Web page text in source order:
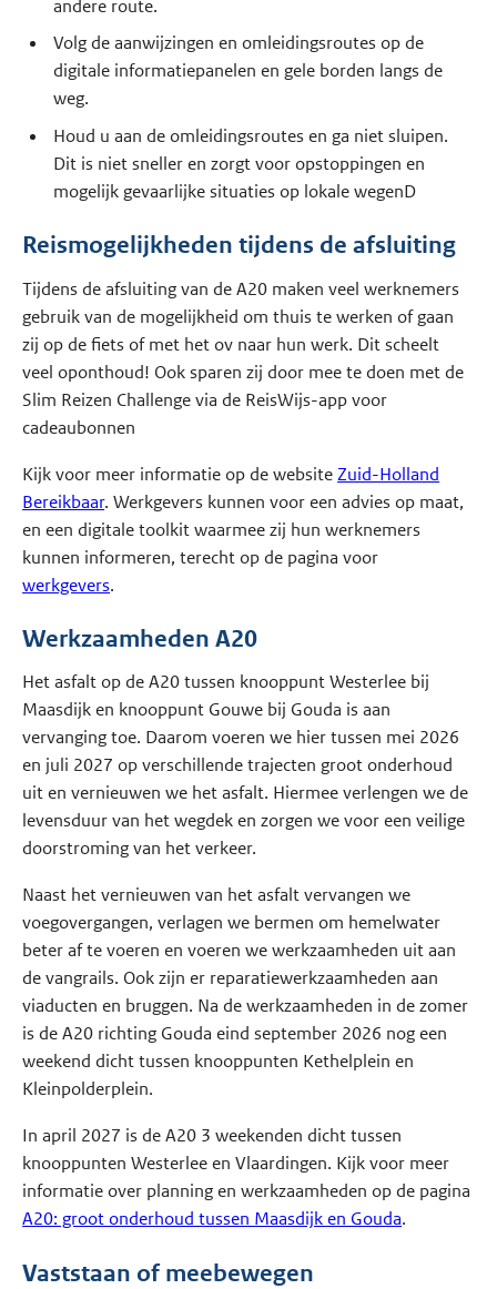
andere route.
Volg de aanwijzingen en omleidingsroutes op de
digitale informatiepanelen en gele borden langs de
weg.
Houd u aan de omleidingsroutes en ga niet sluipen.
Dit is niet sneller en zorgt voor opstoppingen en
mogelijk gevaarlijke situaties op lokale wegenD
Reismogelijkheden tijdens de afsluiting
Tijdens de afsluiting van de A20 maken veel werknemers
gebruik van de mogelijkheid om thuis te werken of gaan
zij op de fiets of met het ov naar hun werk. Dit scheelt
veel oponthoud! Ook sparen zij door mee te doen met de
Slim Reizen Challenge via de ReisWijs-app voor
cadeaubonnen
Kijk voor meer informatie op de websiteZuid-Holland
Bereikbaar. Werkgevers kunnen voor een advies op maat,
en een digitale toolkit waarmee zij hun werknemers
kunnen informeren, terecht op de pagina voor
werkgevers.
Werkzaamheden A20
Het asfalt op de A20 tussen knooppunt Westerlee bij
Maasdijk en knooppunt Gouwe bij Gouda is aan
vervanging toe. Daarom voeren we hier tussen mei 2026
en juli 2027 op verschillende trajecten groot onderhoud
uit en vernieuwen we het asfalt. Hiermee verlengen we de
levensduur van het wegdek en zorgen we voor een veilige
doorstroming van het verkeer.
Naast het vernieuwen van het asfalt vervangen we
voegovergangen, verlagen we bermen om hemelwater
beter af te voeren en voeren we werkzaamheden uit aan
de vangrails. Ook zijn er reparatiewerkzaamheden aan
viaducten en bruggen. Na de werkzaamheden in de zomer
is de A20 richting Gouda eind september 2026 nog een
weekend dicht tussen knooppunten Kethelplein en
Kleinpolderplein.
In april 2027 is de A20 3 weekenden dicht tussen
knooppunten Westerlee en Vlaardingen. Kijk voor meer
informatie over planning en werkzaamheden op de pagina
A20: groot onderhoud tussen Maasdijk en Gouda.
Vaststaan of meebewegen